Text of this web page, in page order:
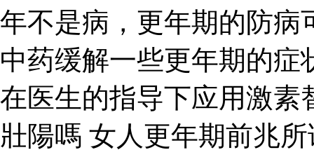
年不是病，更年期的防病
中药缓解一些更年期的
在医生的指导下应用激素
壯陽嗎 女人更年期前兆